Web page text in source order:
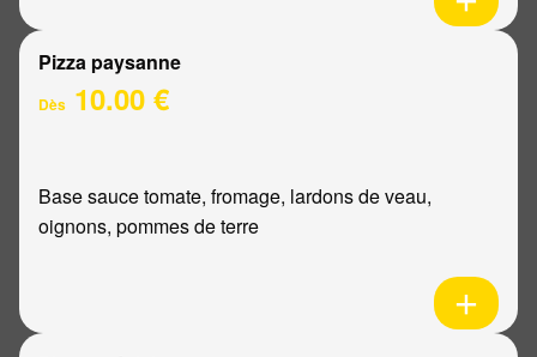
Pizza paysanne
Dès 10.00 €
Base sauce tomate, fromage, lardons de veau,
oignons, pommes de terre